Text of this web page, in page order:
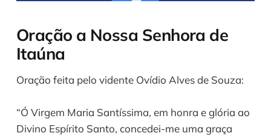
Oração a Nossa Senhora de
Itaúna
Oração feita pelo vidente Ovídio Alves de Souza:
“Ó Virgem Maria Santíssima, em honra e glória ao
Divino Espírito Santo, concedei-me uma graça